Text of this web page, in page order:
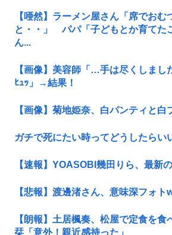
【唖然】ラーメン屋さん「席でおむ
と・・」 パパ「子どもとか育てた
ん...
【画像】美容師「…手は尽くしま
ﾋｭｯ」→結果！
【画像】菊地姫奈、白パンティと白
ガチで死にたい時ってどうしたらい
【速報】YOASOBI幾田りら、最新
【悲報】渡邊渚さん、意味深フォト
【朗報】土居楓奏、松屋で定食
栞「意外！親近感持った」